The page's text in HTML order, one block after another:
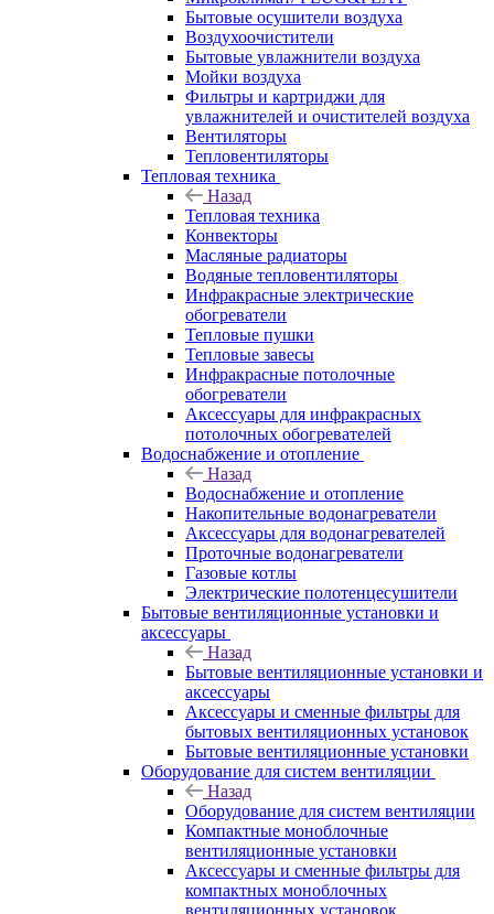
Бытовые осушители воздуха
Воздухоочистители
Бытовые увлажнители воздуха
Мойки воздуха
Фильтры и картриджи для
увлажнителей и очистителей воздуха
Вентиляторы
Тепловентиляторы
Тепловая техника
Назад
Тепловая техника
Конвекторы
Масляные радиаторы
Водяные тепловентиляторы
Инфракрасные электрические
обогреватели
Тепловые пушки
Тепловые завесы
Инфракрасные потолочные
обогреватели
Аксессуары для инфракрасных
потолочных обогревателей
Водоснабжение и отопление
Назад
Водоснабжение и отопление
Накопительные водонагреватели
Аксессуары для водонагревателей
Проточные водонагреватели
Газовые котлы
Электрические полотенцесушители
Бытовые вентиляционные установки и
аксессуары
Назад
Бытовые вентиляционные установки и
аксессуары
Аксессуары и сменные фильтры для
бытовых вентиляционных установок
Бытовые вентиляционные установки
Оборудование для систем вентиляции
Назад
Оборудование для систем вентиляции
Компактные моноблочные
вентиляционные установки
Аксессуары и сменные фильтры для
компактных моноблочных
вентиляционных установок